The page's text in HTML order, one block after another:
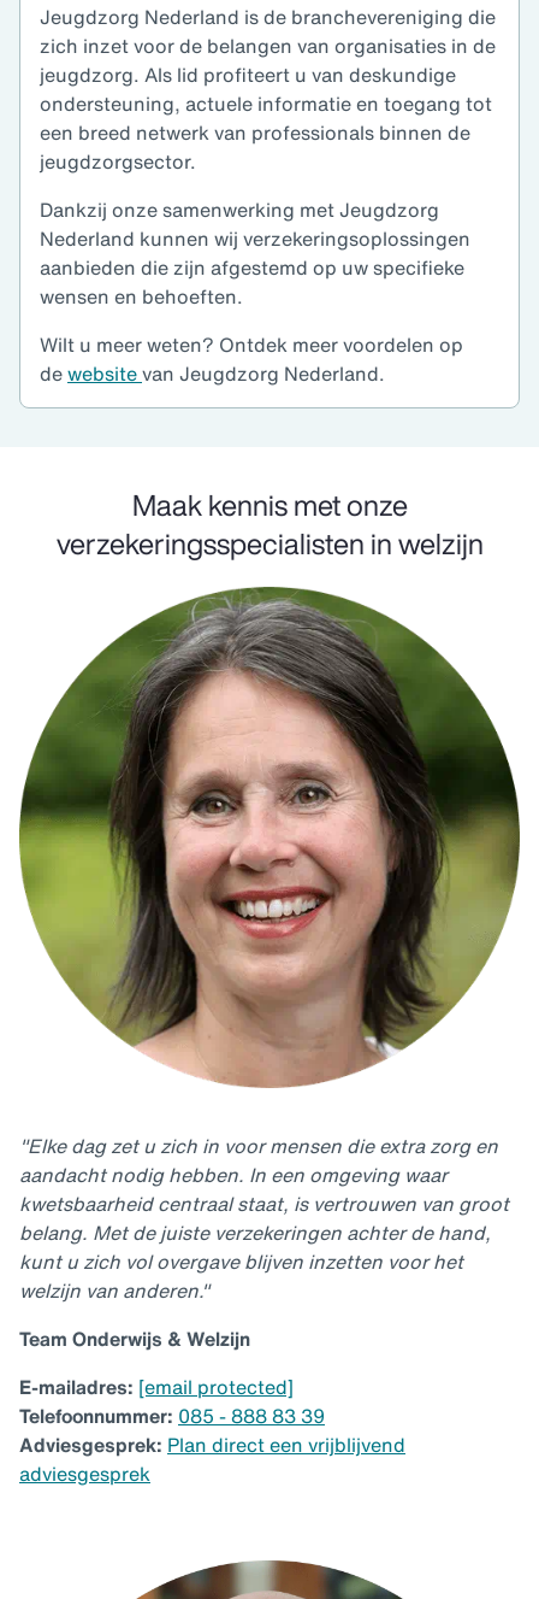
Jeugdzorg Nederland is de branchevereniging die
zich inzet voor de belangen van organisaties in de
jeugdzorg. Als lid profiteert u van deskundige
ondersteuning, actuele informatie en toegang tot
een breed netwerk van professionals binnen de
jeugdzorgsector.
Dankzij onze samenwerking met Jeugdzorg
Nederland kunnen wij verzekeringsoplossingen
aanbieden die zijn afgestemd op uw specifieke
wensen en behoeften.
Wilt u meer weten? Ontdek meer voordelen op
dewebsitevan Jeugdzorg Nederland.
Maak kennis met onze
verzekeringsspecialisten in welzijn
"Elke dag zet u zich in voor mensen die extra zorg en
aandacht nodig hebben. In een omgeving waar
kwetsbaarheid centraal staat, is vertrouwen van groot
belang. Met de juiste verzekeringen achter de hand,
kunt u zich vol overgave blijven inzetten voor het
welzijn van anderen."
Team Onderwijs & Welzijn
E-mailadres: [email protected]
Telefoonnummer: 085 - 888 83 39
Adviesgesprek: Plan direct een vrijblijvend
adviesgesprek